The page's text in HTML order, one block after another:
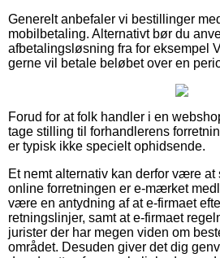
Generelt anbefaler vi bestillinger
mobilbetaling. Alternativt bør du
afbetalingsløsning fra for eksempel
gerne vil betale beløbet over en
Forud for at folk handler i en
tage stilling til forhandlerens
er typisk ikke specielt ophidsende.
Et nemt alternativ kan derfor være
online forretningen er e-mærket
være en antydning af at e-firmaet
retningslinjer, samt at e-firmaet
jurister der har megen viden om
området. Desuden giver det dig